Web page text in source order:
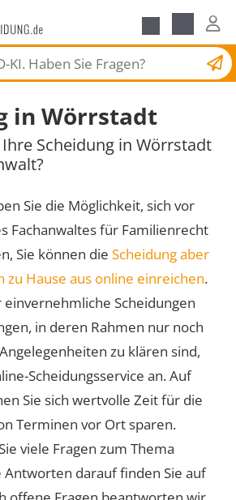
Scheidungsantrag
in Wörrstadt
Scheidung in Wörrstadt
Sie die Möglichkeit, sich vor
Fachanwaltes für Familienrecht
Sie können die Scheidung aber
zu Hause aus online einreichen.
Scheidungen
in deren Rahmen nur noch
zu klären sind,
Scheidungsservice an. Auf
Sie sich wertvolle Zeit für die
Terminen vor Ort sparen.
viele Fragen zum Thema
Antworten darauf finden Sie auf